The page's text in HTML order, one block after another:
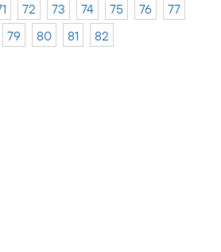
72 73 74 75 76
77
79 80 81 82